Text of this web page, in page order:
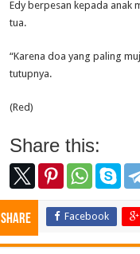
Edy berpesan kepada anak
tua.
“Karena doa yang paling
tutupnya.
(Red)
Share this:
Share Facebook